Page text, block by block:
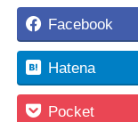
Facebook
Hatena
Pocket